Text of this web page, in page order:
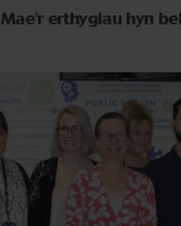
Mae'r erthyglau hyn